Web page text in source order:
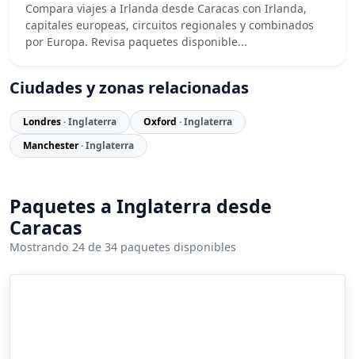
Compara viajes a Irlanda desde Caracas con Irlanda,
capitales europeas, circuitos regionales y combinados
por Europa. Revisa paquetes disponible...
Ciudades y zonas relacionadas
Londres· Inglaterra Oxford · Inglaterra
Manchester· Inglaterra
Paquetes a Inglaterra desde
Caracas
Mostrando 24 de 34 paquetes disponibles